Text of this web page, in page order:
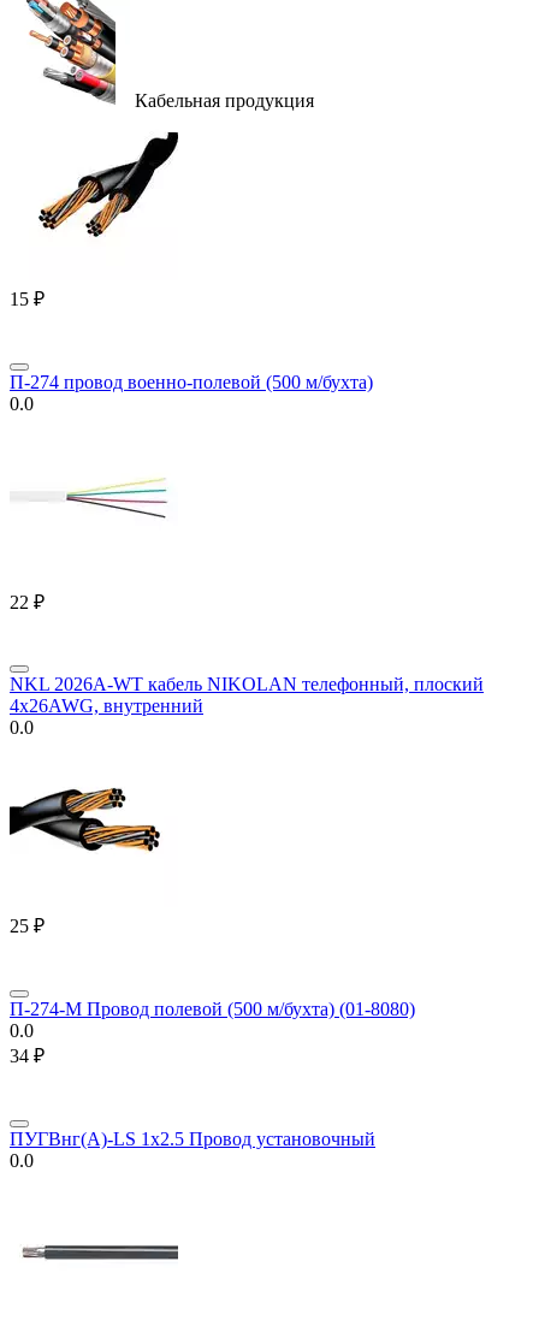
Кабельная продукция
‍15‍ ₽
П-274 провод военно-полевой (500 м/бухта)
0.0
‍22‍ ₽
NKL 2026A-WT кабель NIKOLAN телефонный, плоский
4x26AWG, внутренний
0.0
‍25‍ ₽
П-274-М Провод полевой (500 м/бухта) (01-8080)
0.0
‍34‍ ₽
ПУГВнг(А)-LS 1х2.5 Провод установочный
0.0